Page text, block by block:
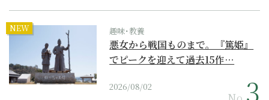
NEW 趣味･教養
悪女から戦国ものまで。『篤姫』
でピークを迎えて過去15作…
2026/08/02